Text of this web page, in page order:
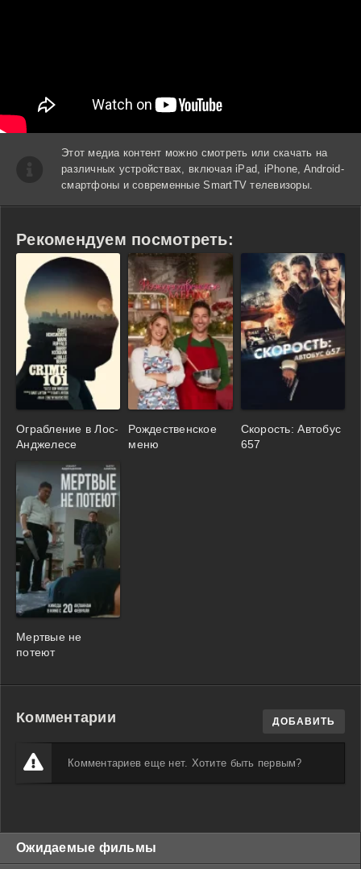
Этот медиа контент можно смотреть или скачать на
различных устройствах, включая iPad, iPhone, Android-
смартфоны и современные SmartTV телевизоры.
Рекомендуем посмотреть:
Ограбление в Лос-
Анджелесе
Рождественское
меню
Скорость: Автобус
657
Мертвые не
потеют
Комментарии ДОБАВИТЬ
Комментариев еще нет. Хотите быть первым?
Ожидаемые фильмы